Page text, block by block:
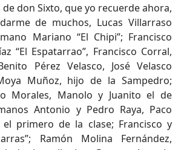
de don Sixto, que yo recuerde ahora,
de muchos, Lucas Villarraso
Mariano “El Chipi”; Francisco
“El Espatarrao”, Francisco Corral,
Pérez Velasco, José Velasco
Muñoz, hijo de la Sampedro;
Morales, Manolo y Juanito el de
Antonio y Pedro Raya, Paco
primero de la clase; Francisco y
Ramón Molina Fernández,